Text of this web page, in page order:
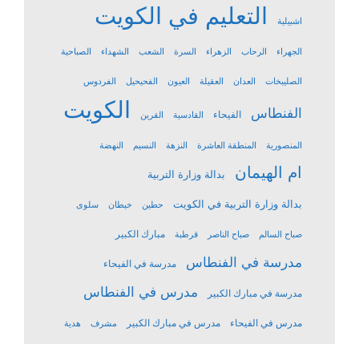
اشبيلية التعليم في الكويت
الجهراء الرحاب الزهراء السرة الشعب الشهداء الصباحية
الصليبخات العدان العقيلة العيون الفحيحيل الفردوس
الفنطاس الفيحاء القادسية القرين الكويت
المنصورية المنطقة العاشرة النزهة النسيم النهضة
ام الهيمان بدالة وزارة التربية
بدالة وزارة التربية في الكويت حطين خيطان سلوى
صباح السالم صباح الناصر قرطبة مبارك الكبير
مدرسة في الفنطاس مدرسة في الفيحاء
مدرسة في مبارك الكبير مدرس في الفنطاس
مدرس في الفيحاء مدرس في مبارك الكبير مشرف هدية